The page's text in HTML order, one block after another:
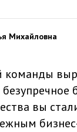
Михайловна
команды
вы